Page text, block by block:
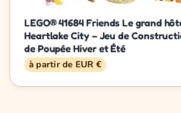
LEGO® 41684 Friends Le grand
Heartlake City – Jeu de
de Poupée Hiver et Été
à partir de EUR €